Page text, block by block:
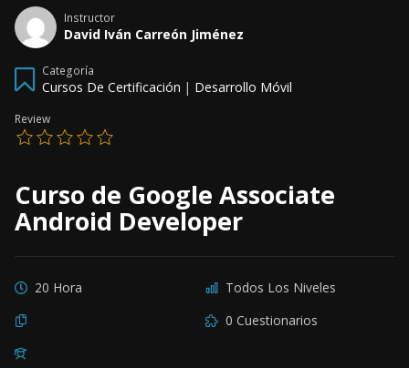
Instructor
David Iván Carreón Jiménez
Categoría
Cursos De Certificación | Desarrollo Móvil
Review
Curso de Google Associate
Android Developer
20 Hora
Todos Los Niveles
0 Cuestionarios